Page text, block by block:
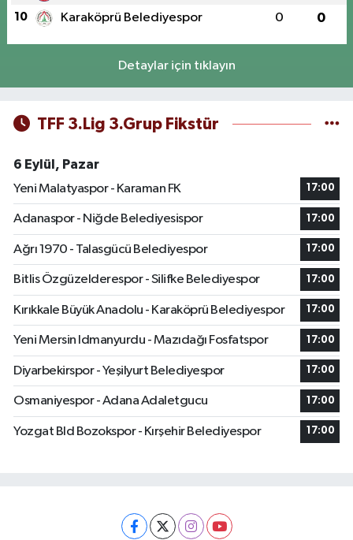
10 Karaköprü Belediyespor 0 0
Detaylar için tıklayın
TFF 3.Lig 3.Grup Fikstür
6 Eylül, Pazar
Yeni Malatyaspor - Karaman FK
17:00
Adanaspor - Niğde Belediyesispor 17:00
Ağrı 1970 - Talasgücü Belediyespor 17:00
Bitlis Özgüzelderespor - Silifke Belediyespor 17:00
Kırıkkale Büyük Anadolu - Karaköprü Belediyespor 17:00
Yeni Mersin Idmanyurdu - Mazıdağı Fosfatspor 17:00
Diyarbekirspor - Yeşilyurt Belediyespor 17:00
Osmaniyespor - Adana Adaletgucu 17:00
Yozgat Bld Bozokspor - Kırşehir Belediyespor 17:00